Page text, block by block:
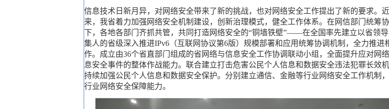
信息技术日新月异，对网络安全带来了新的挑战，也对网络安全工作提出了新的要求。
来，我省着力加强网络安全机制建设，创新治理模式，健全工作体系。在网信部门统筹
下，各地各部门齐抓共管，共同打造网络安全的“铜墙铁壁”——在全国率先建立以省领导
集人的省级深入推进IPv6（互联网协议第6版）规模部署和应用统筹协调机制，全力推进
作。成立由36个省直部门组成的省网络与信息安全工作协调联动小组，全面提升应对网
息安全事件的整体作战能力。联合建立打击危害公民个人信息和数据安全违法犯罪长效机
持续加强公民个人信息和数据安全保护。分别建立通信、金融等行业网络安全工作机制
行业网络安全保障能力。